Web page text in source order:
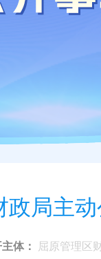
政局主
体： 屈原管理区